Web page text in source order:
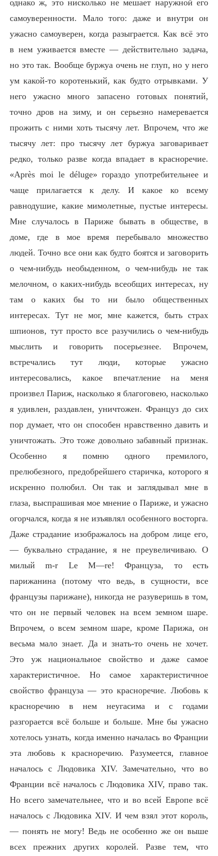
однако ж, это нисколько не мешает наружной его
самоуверенности. Мало того: даже и внутри он
ужасно самоуверен, когда разыграется. Как всё это
в нем уживается вместе — действительно задача,
но это так. Вообще буржуа очень не глуп, но у него
ум какой-то коротенький, как будто отрывками. У
него ужасно много запасено готовых понятий,
точно дров на зиму, и он серьезно намеревается
прожить с ними хоть тысячу лет. Впрочем, что же
тысячу лет: про тысячу лет буржуа заговаривает
редко, только разве когда впадает в красноречие.
«Après moi le déluge» гораздо употребительнее и
чаще прилагается к делу. И какое ко всему
равнодушие, какие мимолетные, пустые интересы.
Мне случалось в Париже бывать в обществе, в
доме, где в мое время перебывало множество
людей. Точно все они как будто боятся и заговорить
о чем-нибудь необыденном, о чем-нибудь не так
мелочном, о каких-нибудь всеобщих интересах, ну
там о каких бы то ни было общественных
интересах. Тут не мог, мне кажется, быть страх
шпионов, тут просто все разучились о чем-нибудь
мыслить и говорить посерьезнее. Впрочем,
встречались тут люди, которые ужасно
интересовались, какое впечатление на меня
произвел Париж, насколько я благоговею, насколько
я удивлен, раздавлен, уничтожен. Француз до сих
пор думает, что он способен нравственно давить и
уничтожать. Это тоже довольно забавный признак.
Особенно я помню одного премилого,
прелюбезного, предобрейшего старичка, которого я
искренно полюбил. Он так и заглядывал мне в
глаза, выспрашивая мое мнение о Париже, и ужасно
огорчался, когда я не изъявлял особенного восторга.
Даже страдание изображалось на добром лице его,
— буквально страдание, я не преувеличиваю. О
милый m-r Le M—re! Француза, то есть
парижанина (потому что ведь, в сущности, все
французы парижане), никогда не разуверишь в том,
что он не первый человек на всем земном шаре.
Впрочем, о всем земном шаре, кроме Парижа, он
весьма мало знает. Да и знать-то очень не хочет.
Это уж национальное свойство и даже самое
характеристичное. Но самое характеристичное
свойство француза — это красноречие. Любовь к
красноречию в нем неугасима и с годами
разгорается всё больше и больше. Мне бы ужасно
хотелось узнать, когда именно началась во Франции
эта любовь к красноречию. Разумеется, главное
началось с Людовика XIV. Замечательно, что во
Франции всё началось с Людовика XIV, право так.
Но всего замечательнее, что и во всей Европе всё
началось с Людовика XIV. И чем взял этот король,
— понять не могу! Ведь не особенно же он выше
всех прежних других королей. Разве тем, что